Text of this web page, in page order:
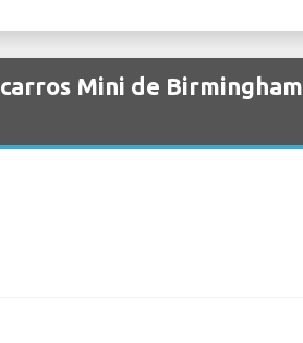
Mini de Birmingham